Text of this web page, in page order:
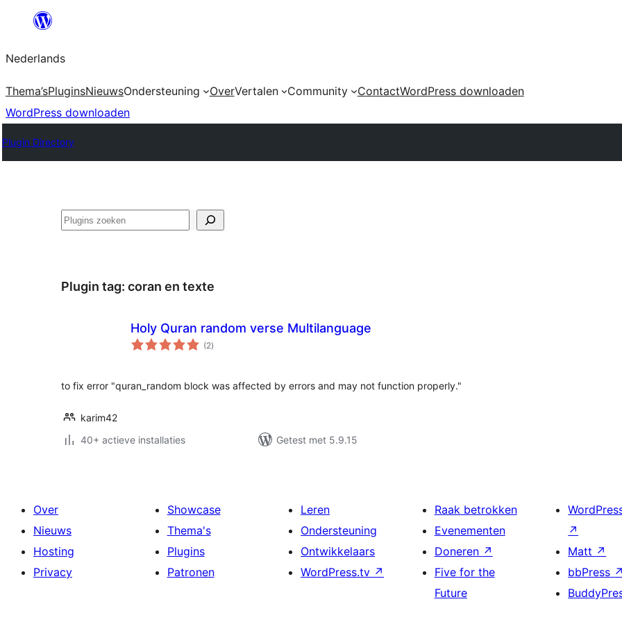
de
inhoud
Nederlands
Thema’sPluginsNieuwsOndersteuning OverVertalen Community ContactWordPress downloaden
WordPress downloaden
Plugin Directory
Zoeken
Plugin tag: coran en texte
Holy Quran random verse Multilanguage
(2totaal
waarderingen
)
to fix error "quran_random block was affected by errors and may not function properly."
karim42
40+ actieve installaties
Getest met 5.9.15
Over
Nieuws
Hosting
Privacy
Showcase
Thema's
Plugins
Patronen
Leren
Ondersteuning
Ontwikkelaars
WordPress.tv ↗
Raak betrokken
Evenementen
Doneren ↗
Five for the
Future
↗
Matt ↗
bbPress ↗